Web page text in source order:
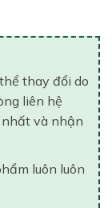
thay đổi do
liên hệ
và nhận
luôn luôn